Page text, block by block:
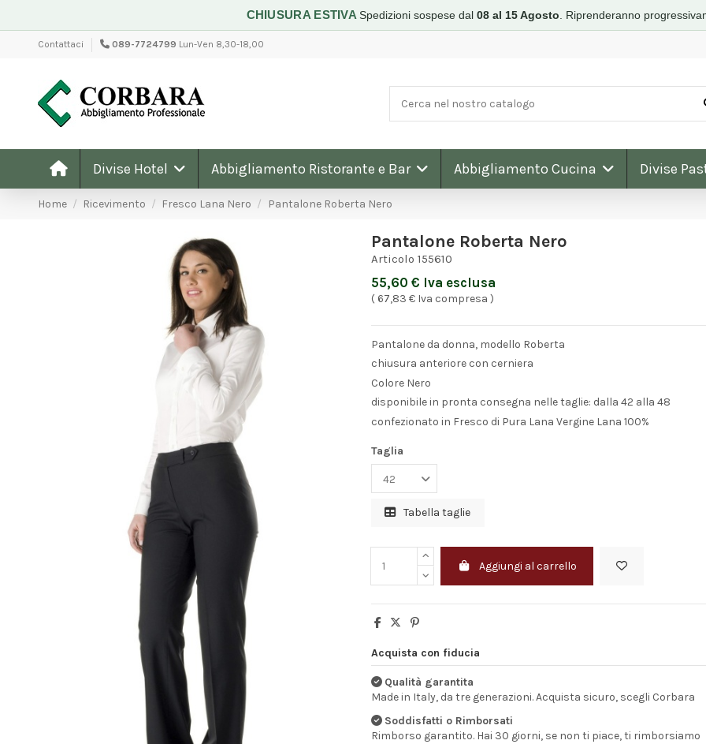
CHIUSURA ESTIVASpedizioni sospese dal08 al 15 Agosto Riprenderanno
Contattaci 089-7724799 Lun-Ven 8,30-18,00
Divise Hotel Abbigliamento Ristorante e Bar Abbigliamento Cucina Divise
Home Ricevimento Fresco Lana Nero Pantalone Roberta Nero
Pantalone Roberta Nero
Articolo 155610
55,60 € Iva esclusa
( 67,83 € Iva compresa )
Pantalone da donna, modello Roberta
chiusura anteriore con cerniera
Colore Nero
disponibile in pronta consegna nelle taglie: dalla 42 alla 48
confezionato in Fresco di Pura Lana Vergine Lana 100%
Taglia
Tabella taglie
Aggiungi al carrello
Acquista con fiducia
Qualità garantita
Made in Italy, da tre generazioni. Acquista sicuro, scegli Corbara
Soddisfatti o Rimborsati
Rimborso garantito. Hai 30 giorni, se non ti piace, ti rimborsiamo
professionale.